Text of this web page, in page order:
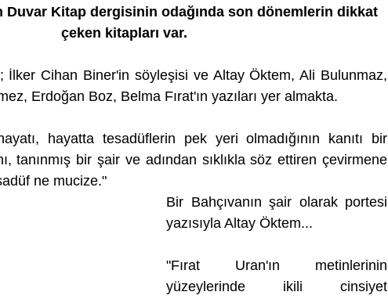
Duvar Kitap dergisinin odağında son dönemlerin dikkat
çeken kitapları var.
İlker Cihan Biner'in söyleşisi ve Altay Öktem, Ali Bulunmaz,
Erdoğan Boz, Belma Fırat'ın yazıları yer almakta.
hayatta tesadüflerin pek yeri olmadığının kanıtı bir
tanınmış bir şair ve adından sıklıkla söz ettiren çevirmene
ne mucize."
Bir Bahçıvanın şair olarak portesi
yazısıyla Altay Öktem...
"Fırat Uran'ın metinlerinin
yüzeylerinde ikili cinsiyet